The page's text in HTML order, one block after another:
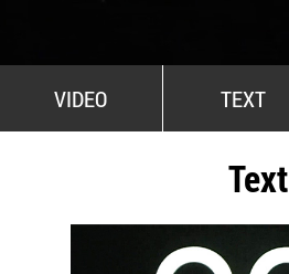
VIDEO TEXT
Text